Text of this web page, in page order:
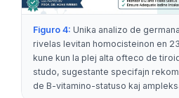
Figuro 4: Unika analizo de
rivelas levitan homocisteinon en
kune kun la plej alta ofteco de
studo, sugestante specifajn
de B-vitamino-statuso kaj
Հայերեն
Íslenska
Српски језик
Svenska